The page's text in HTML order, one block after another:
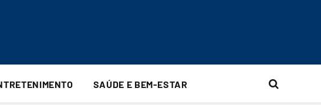
SAÚDE E BEM-ESTAR